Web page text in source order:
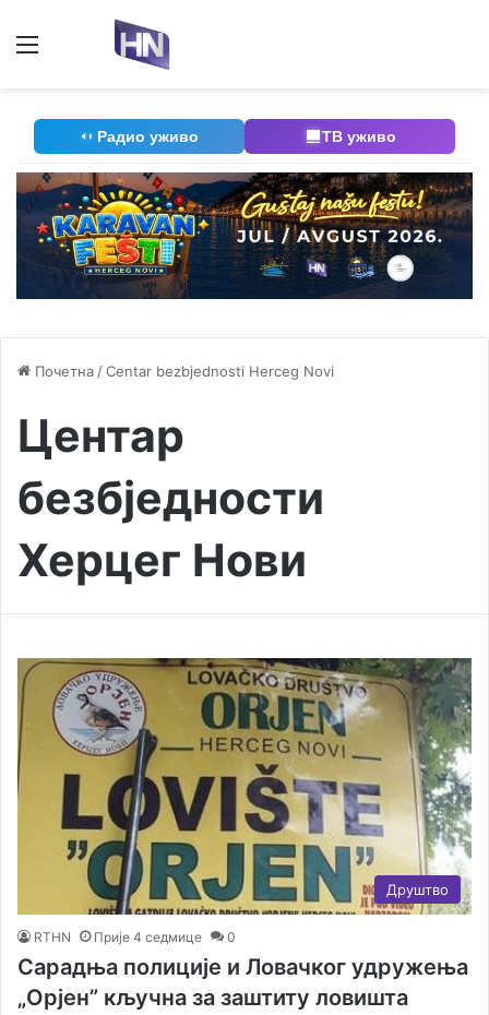
Радио уживо ТВ уживо
Почетна /Centar bezbjednosti Herceg Novi
Центар
безбједности
Херцег Нови
Друштво
RTHN Прије 4 седмице 0
Сарадња полиције и Ловачког удружења
„Орјен” кључна за заштиту ловишта